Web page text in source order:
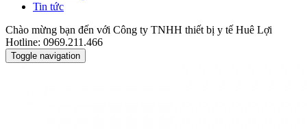
Tin tức
Chào mừng bạn đến với Công ty TNHH thiết bị y tế Huê Lợi
Hotline: 0969.211.466
Toggle navigation